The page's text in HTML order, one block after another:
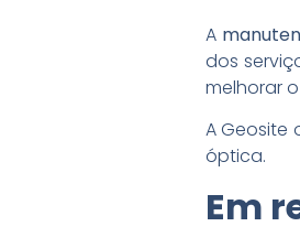
A
dos
melhorar
A Geosite
óptica.
Em